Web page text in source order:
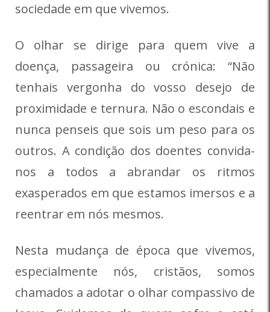
sociedade em que vivemos.
O olhar se dirige para quem vive a
doença, passageira ou crónica: “Não
tenhais vergonha do vosso desejo de
proximidade e ternura. Não o escondais e
nunca penseis que sois um peso para os
outros. A condição dos doentes convida-
nos a todos a abrandar os ritmos
exasperados em que estamos imersos e a
reentrar em nós mesmos.
Nesta mudança de época que vivemos,
especialmente nós, cristãos, somos
chamados a adotar o olhar compassivo de